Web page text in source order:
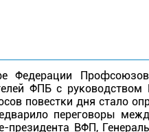
Федерации
ФПБ с
повестки дня стало
переговоры
президента ВФП,